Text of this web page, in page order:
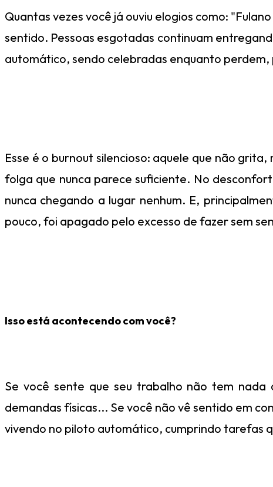
Quantas vezes você já ouviu elogios como:
sentido. Pessoas esgotadas continuam
automático, sendo celebradas enquanto
Esse é o burnout silencioso: aquele que não
folga que nunca parece suficiente. No
nunca chegando a lugar nenhum. E,
pouco, foi apagado pelo excesso de fazer sem
Isso está acontecendo com você?
Se você sente que seu trabalho não tem
demandas físicas... Se você não vê sentido em
vivendo no piloto automático, cumprindo tarefas